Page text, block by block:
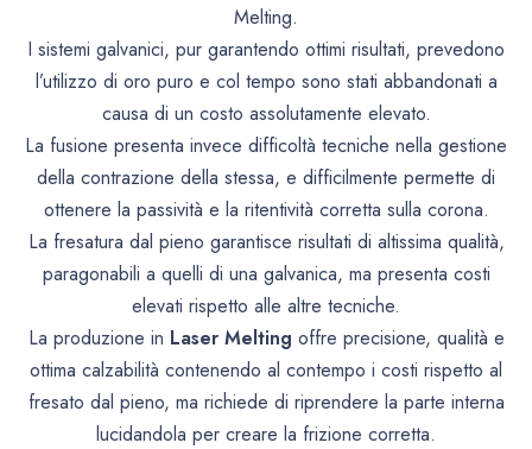
Melting.
I sistemi galvanici, pur garantendo ottimi risultati, prevedono
l’utilizzo di oro puro e col tempo sono stati abbandonati a
causa di un costo assolutamente elevato.
La fusione presenta invece difficoltà tecniche nella gestione
della contrazione della stessa, e difficilmente permette di
ottenere la passività e la ritentività corretta sulla corona.
La fresatura dal pieno garantisce risultati di altissima qualità,
paragonabili a quelli di una galvanica, ma presenta costi
elevati rispetto alle altre tecniche.
La produzione in Laser Melting offre precisione, qualità e
ottima calzabilità contenendo al contempo i costi rispetto al
fresato dal pieno, ma richiede di riprendere la parte interna
lucidandola per creare la frizione corretta.